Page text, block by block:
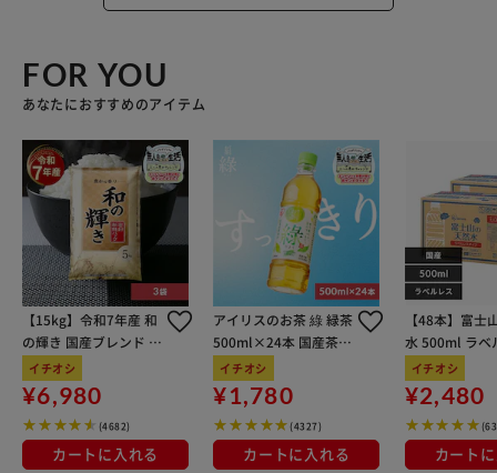
FOR YOU
あなたにおすすめのアイテム
【15kg】令和7年産 和
の輝き 国産ブレンド 5
kg×3袋
イチオシ
¥6,980
(4682)
カートに入れる
アイリスのお茶 綠 緑茶
500ml×24本 国産茶葉
100％使用
イチオシ
¥1,780
(4327)
カートに入れる
【48本】富士
水 500ml ラベ
イチオシ
¥2,480
カート